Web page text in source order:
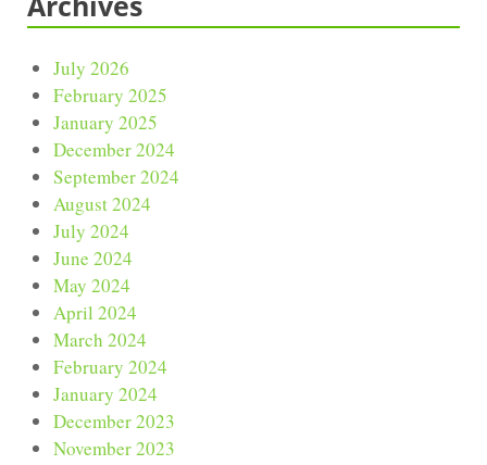
July 2026
February 2025
January 2025
December 2024
September 2024
August 2024
July 2024
June 2024
May 2024
April 2024
March 2024
February 2024
January 2024
December 2023
November 2023